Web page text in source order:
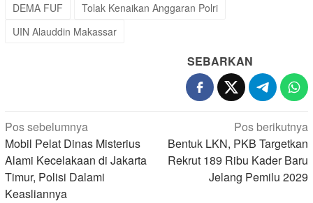
DEMA FUF
Tolak Kenaikan Anggaran Polri
UIN Alauddin Makassar
SEBARKAN
Navigasi
pos
Pos sebelumnya
Mobil Pelat Dinas Misterius
Alami Kecelakaan di Jakarta
Timur, Polisi Dalami
Keasliannya
Pos berikutnya
Bentuk LKN, PKB Targetkan
Rekrut 189 Ribu Kader Baru
Jelang Pemilu 2029